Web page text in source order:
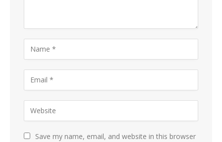
Save my name, email, and website in this browser